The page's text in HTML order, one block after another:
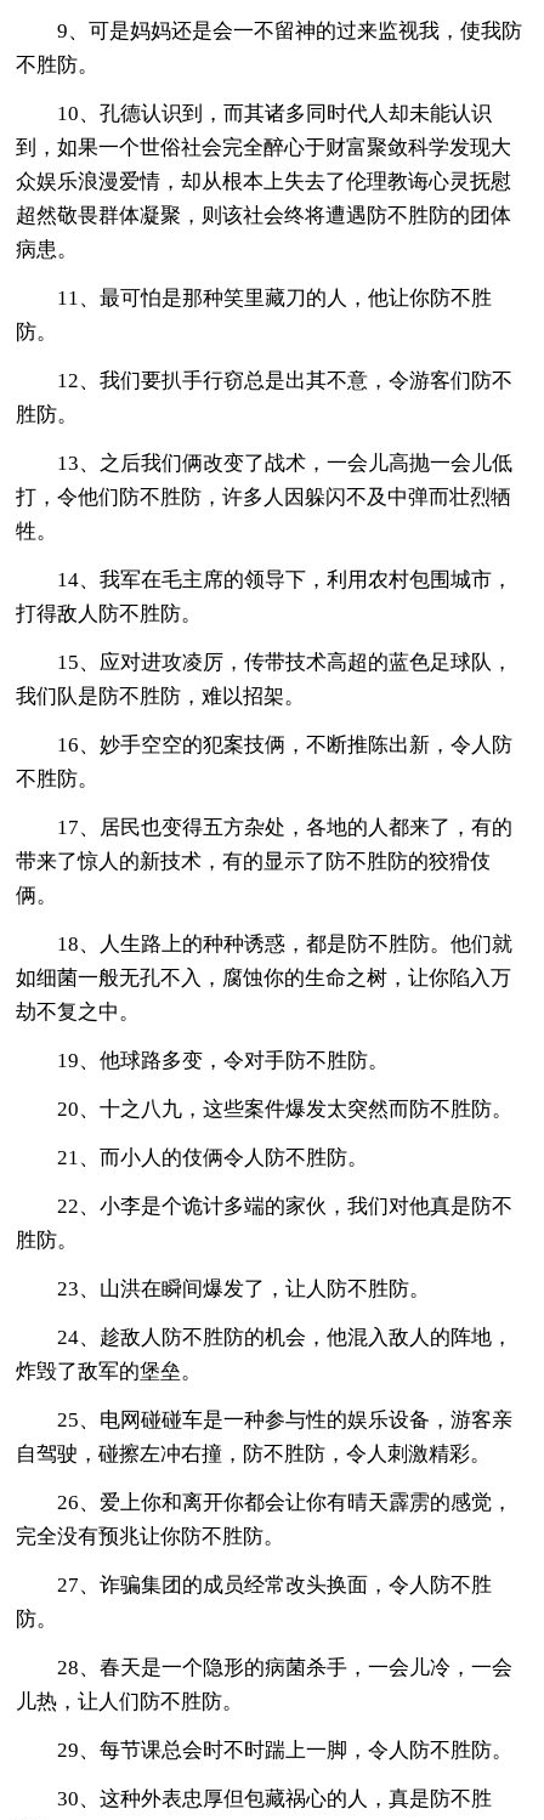
9、可是妈妈还是会一不留神的过来监视我，使我防
不胜防。
10、孔德认识到，而其诸多同时代人却未能认识
到，如果一个世俗社会完全醉心于财富聚敛科学发现大
众娱乐浪漫爱情，却从根本上失去了伦理教诲心灵抚慰
超然敬畏群体凝聚，则该社会终将遭遇防不胜防的团体
病患。
11、最可怕是那种笑里藏刀的人，他让你防不胜
防。
12、我们要扒手行窃总是出其不意，令游客们防不
胜防。
13、之后我们俩改变了战术，一会儿高抛一会儿低
打，令他们防不胜防，许多人因躲闪不及中弹而壮烈牺
牲。
14、我军在毛主席的领导下，利用农村包围城市，
打得敌人防不胜防。
15、应对进攻凌厉，传带技术高超的蓝色足球队，
我们队是防不胜防，难以招架。
16、妙手空空的犯案技俩，不断推陈出新，令人防
不胜防。
17、居民也变得五方杂处，各地的人都来了，有的
带来了惊人的新技术，有的显示了防不胜防的狡猾伎
俩。
18、人生路上的种种诱惑，都是防不胜防。他们就
如细菌一般无孔不入，腐蚀你的生命之树，让你陷入万
劫不复之中。
19、他球路多变，令对手防不胜防。
20、十之八九，这些案件爆发太突然而防不胜防。
21、而小人的伎俩令人防不胜防。
22、小李是个诡计多端的家伙，我们对他真是防不
胜防。
23、山洪在瞬间爆发了，让人防不胜防。
24、趁敌人防不胜防的机会，他混入敌人的阵地，
炸毁了敌军的堡垒。
25、电网碰碰车是一种参与性的娱乐设备，游客亲
自驾驶，碰擦左冲右撞，防不胜防，令人刺激精彩。
26、爱上你和离开你都会让你有晴天霹雳的感觉，
完全没有预兆让你防不胜防。
27、诈骗集团的成员经常改头换面，令人防不胜
防。
28、春天是一个隐形的病菌杀手，一会儿冷，一会
儿热，让人们防不胜防。
29、每节课总会时不时踹上一脚，令人防不胜防。
30、这种外表忠厚但包藏祸心的人，真是防不胜